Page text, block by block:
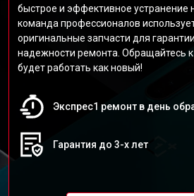
быстрое и эффективное устранение
команда профессионалов
оригинальные запчасти для
надежности ремонта. Обращайтесь
будет работать как новый!
Экспрес1 ремонт в день
Гарантия до 3-х лет